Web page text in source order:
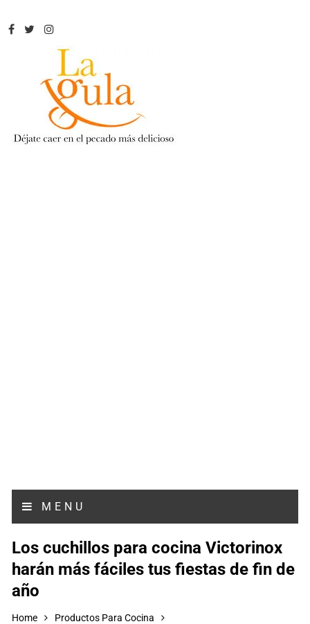
MENU
Los cuchillos para cocina Victorinox
harán más fáciles tus fiestas de fin de
año
Home
Productos Para Cocina